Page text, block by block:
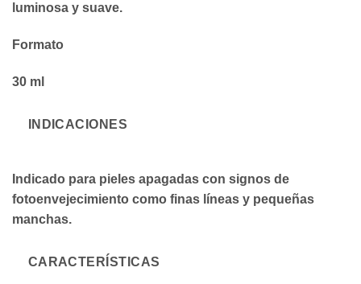
luminosa y suave.
Formato
30 ml
INDICACIONES
Indicado para pieles apagadas con signos de
fotoenvejecimiento como finas líneas y pequeñas
manchas.
CARACTERÍSTICAS